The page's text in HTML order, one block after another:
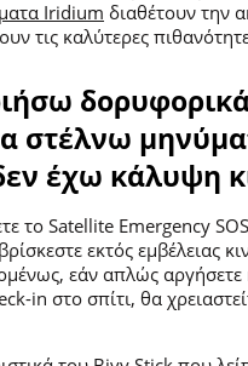
Iridium διαθέτουν την
τις καλύτερες
στέλνω
έχω κάλυψη
το Satellite Emergency
εκτός εμβέλειας
εάν απλώς αργήσετε
in στο σπίτι, θα